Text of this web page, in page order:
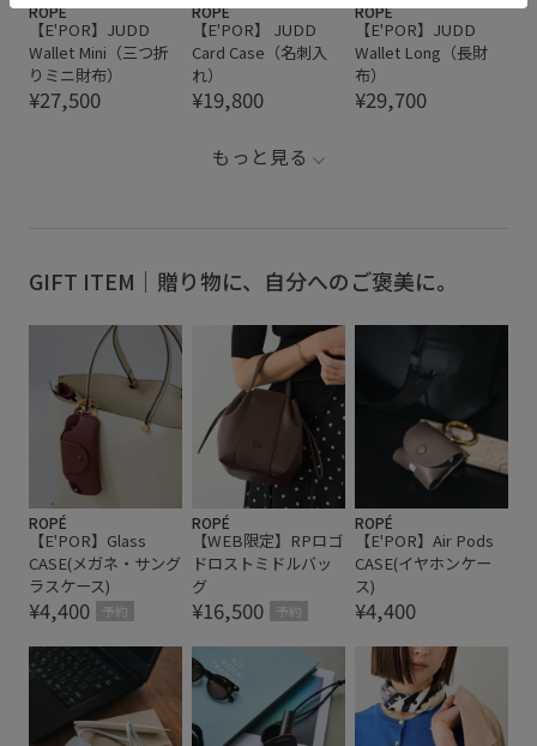
ROPÉ
【E'POR】JUDD
Wallet Mini（三つ折
りミニ財布）
¥27,500
ROPÉ
【E'POR】 JUDD
Card Case（名刺入
れ）
¥19,800
ROPÉ
【E'POR】JUDD
Wallet Long（長財
布）
¥29,700
もっと見る
GIFT ITEM｜贈り物に、自分へのご褒美に。
ROPÉ
【E'POR】Glass
CASE(メガネ・サング
ラスケース)
¥4,400 予約
ROPÉ
【WEB限定】RPロゴ
ドロストミドルバッ
グ
¥16,500 予約
ROPÉ
【E'POR】Air Pods
CASE(イヤホンケー
ス)
¥4,400